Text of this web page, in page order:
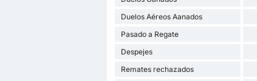
Duelos Aéreos Aanados
Pasado a Regate
Despejes
Remates rechazados